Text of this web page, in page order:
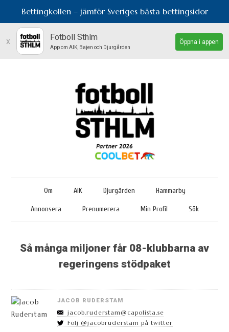
Bettingkollen – jämför Sveriges bästa bettingsidor
x Fotboll Sthlm
App om AIK, Bajen och Djurgården
Öppna i appen
Om AIK Djurgården Hammarby
Annonsera Prenumerera Min Profil Sök
Så många miljoner får 08-klubbarna av
regeringens stödpaket
JACOB RUDERSTAM
jacob.ruderstam@capolista.se
Följ @jacobruderstam på twitter